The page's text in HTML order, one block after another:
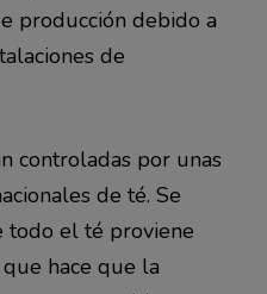
producción debido a
de
controladas por unas
de té. Se
todo el té proviene
hace que la